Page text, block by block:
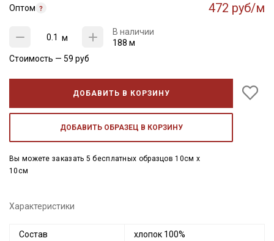
Оптом 472 руб/м
м
В наличии
188 м
Стоимость — 59 руб
ДОБАВИТЬ В КОРЗИНУ
ДОБАВИТЬ ОБРАЗЕЦ В КОРЗИНУ
Вы можете заказать 5 бесплатных образцов 10см x
10см
Характеристики
Состав хлопок 100%